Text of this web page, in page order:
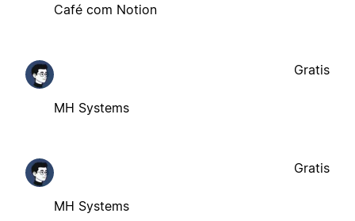
Café com Notion
MH Systems
Gratis
MH Systems
Gratis